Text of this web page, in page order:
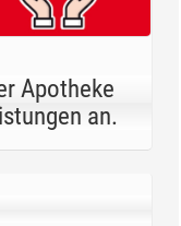
Apotheke
an.